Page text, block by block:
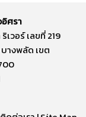
ศรา
เวอร์ เลขที่ 219
างพลัด เขต